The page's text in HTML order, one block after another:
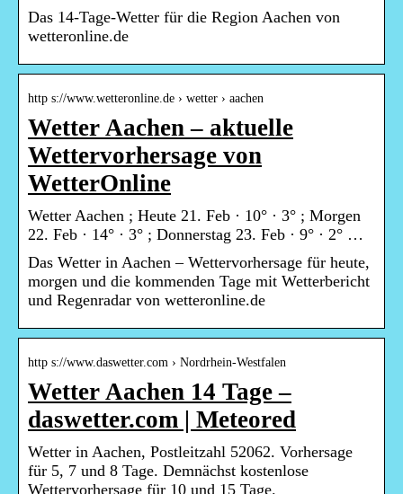
Das 14-Tage-Wetter für die Region Aachen von
wetteronline.de
http s://www.wetteronline.de › wetter › aachen
Wetter Aachen – aktuelle
Wettervorhersage von
WetterOnline
Wetter Aachen ; Heute 21. Feb · 10° · 3° ; Morgen
22. Feb · 14° · 3° ; Donnerstag 23. Feb · 9° · 2° …
Das Wetter in Aachen – Wettervorhersage für heute,
morgen und die kommenden Tage mit Wetterbericht
und Regenradar von wetteronline.de
http s://www.daswetter.com › Nordrhein-Westfalen
Wetter Aachen 14 Tage –
daswetter.com | Meteored
Wetter in Aachen, Postleitzahl 52062. Vorhersage
für 5, 7 und 8 Tage. Demnächst kostenlose
Wettervorhersage für 10 und 15 Tage.